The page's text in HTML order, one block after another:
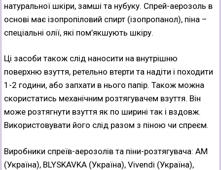
натуральної шкіри, замші та нубуку. Спрей-аерозоль в
основі має ізопропіловий спирт (ізопропанол), піна –
спеціальні олії, які пом’якшують шкіру.
Ці засоби також слід наносити на внутрішню
поверхню взуття, ретельно втерти та надіти і походити
1-2 години, або запхати в нього папір. Також можна
скористатись механічним розтягувачем взуття. Він
може розтягнути взуття як по ширині так і вздовж.
Використовувати його слід разом з піною чи спреєм.
Виробники спреїв-аерозолів та піни-розтягувача: AM
(Україна), BLYSKAVKA (Україна), Vivendi (Україна),